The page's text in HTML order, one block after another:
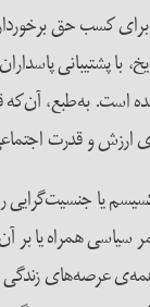
کسب حق
پشتیبانی
است. به‌طبع،
ارزش و قدرت
یا جنسیت‌گرایی
همراه یا بر
عرصه‌های زندگی